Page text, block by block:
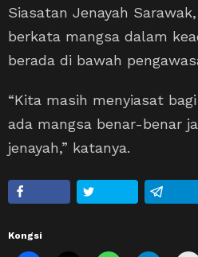
Siasatan Jenayah
berkata mangsa dalam
berada di bawah
“Kita masih menyiasat
ada mangsa benar-benar
jenayah,” katanya.
Kongsi